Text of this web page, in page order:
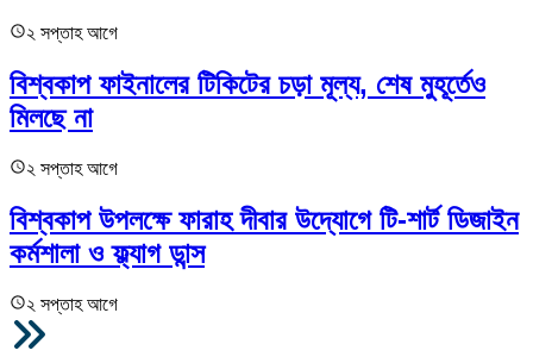
২ সপ্তাহ আগে
বিশ্বকাপ ফাইনালের টিকিটের চড়া মূল্য, শেষ মুহূর্তেও
মিলছে না
২ সপ্তাহ আগে
বিশ্বকাপ উপলক্ষে ফারাহ দীবার উদ্যোগে টি-শার্ট ডিজাইন
কর্মশালা ও ফ্ল্যাগ ডান্স
২ সপ্তাহ আগে